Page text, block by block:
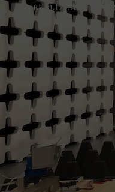
REALIZZATO PER